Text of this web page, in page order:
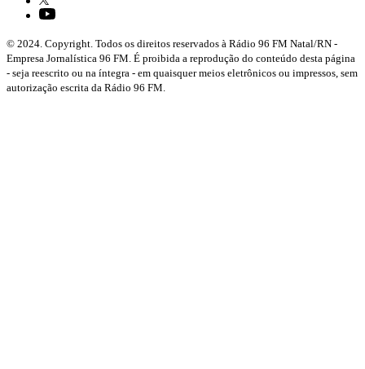
© 2024. Copyright. Todos os direitos reservados à Rádio 96 FM Natal/RN -
Empresa Jornalística 96 FM. É proibida a reprodução do conteúdo desta página
- seja reescrito ou na íntegra - em quaisquer meios eletrônicos ou impressos, sem
autorização escrita da Rádio 96 FM.